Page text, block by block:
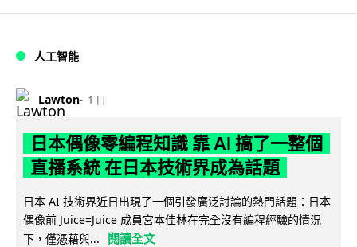
人工智能
Lawton 1 日
日本偶像零編程知識 靠 AI 搞了一整個
直播系統 在日本技術界成為話題
日本 AI 技術界近日出現了一個引發廣泛討論的熱門話題：日本
偶像前 Juice=Juice 成員宮本佳林在完全沒有編程經驗的情況
下，僅憑藉與...
閱讀全文